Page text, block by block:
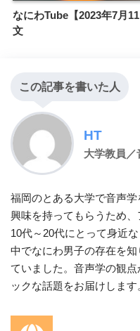
なにわTube【2023年7月
文
この記事を書いた人
HT
大学教員／
福岡のとある大学で音声
興味を持ってもらうため
10代～20代にとって身近
中でなにわ男子の存在を
ていました。音声学の観
ックな話題をお届けします